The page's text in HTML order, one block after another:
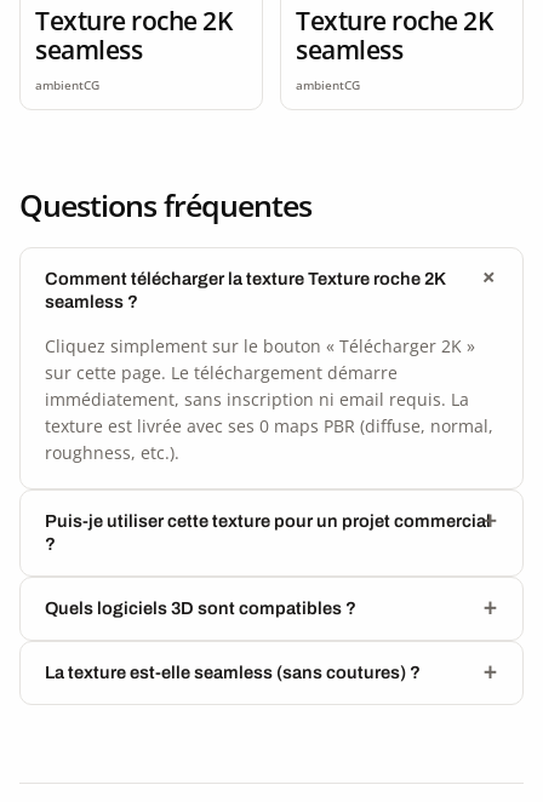
Texture roche 2K
seamless
ambientCG
Texture roche 2K
seamless
ambientCG
Questions fréquentes
Comment télécharger la texture Texture roche 2K
seamless ?
Cliquez simplement sur le bouton « Télécharger 2K »
sur cette page. Le téléchargement démarre
immédiatement, sans inscription ni email requis. La
texture est livrée avec ses 0 maps PBR (diffuse, normal,
roughness, etc.).
Puis-je utiliser cette texture pour un projet commercial
?
Quels logiciels 3D sont compatibles ?
La texture est-elle seamless (sans coutures) ?